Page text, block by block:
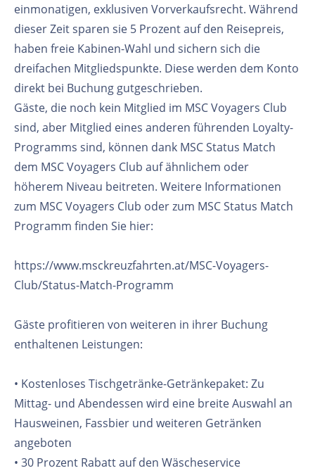
einmonatigen, exklusiven Vorverkaufsrecht. Während
dieser Zeit sparen sie 5 Prozent auf den Reisepreis,
haben freie Kabinen-Wahl und sichern sich die
dreifachen Mitgliedspunkte. Diese werden dem Konto
direkt bei Buchung gutgeschrieben.
Gäste, die noch kein Mitglied im MSC Voyagers Club
sind, aber Mitglied eines anderen führenden Loyalty-
Programms sind, können dank MSC Status Match
dem MSC Voyagers Club auf ähnlichem oder
höherem Niveau beitreten. Weitere Informationen
zum MSC Voyagers Club oder zum MSC Status Match
Programm finden Sie hier:
https://www.msckreuzfahrten.at/MSC-Voyagers-
Club/Status-Match-Programm
Gäste profitieren von weiteren in ihrer Buchung
enthaltenen Leistungen:
• Kostenloses Tischgetränke-Getränkepaket: Zu
Mittag- und Abendessen wird eine breite Auswahl an
Hausweinen, Fassbier und weiteren Getränken
angeboten
• 30 Prozent Rabatt auf den Wäscheservice